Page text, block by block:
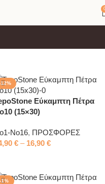
12%
Εύκαμπτη Πέτρα
(15×30)
No16, ΠΡΟΣΦΟΡΕΣ
€ – 16,90 €
-1%